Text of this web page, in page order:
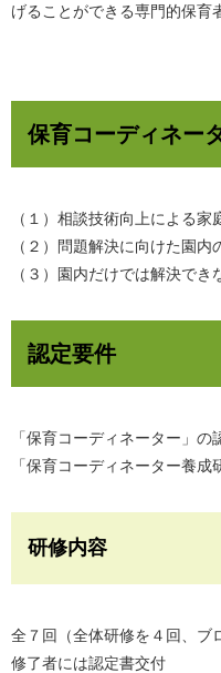
げることができる専門的保育
保育コーディネー
（１）相談技術向上による家
（２）問題解決に向けた園内
（３）園内だけでは解決で
認定要件
「保育コーディネーター」
「保育コーディネーター養成
研修内容
全７回（全体研修を４回、ブ
修了者には認定書交付